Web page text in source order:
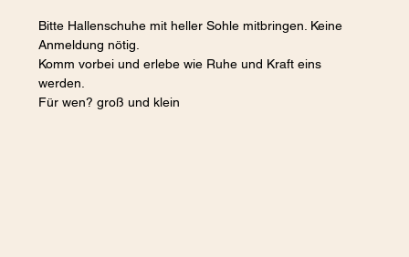
Bitte Hallenschuhe mit heller Sohle mitbringen. Keine
Anmeldung nötig.
Komm vorbei und erlebe wie Ruhe und Kraft eins
werden.
Für wen? groß und klein